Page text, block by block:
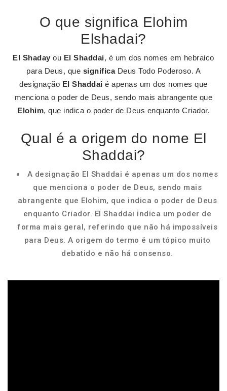
O que significa Elohim
Elshadai?
El Shaday ou El Shaddai, é um dos nomes em hebraico
para Deus, que significaDeus Todo Poderoso. A
designação El Shaddai é apenas um dos nomes que
menciona o poder de Deus, sendo mais abrangente que
Elohim, que indica o poder de Deus enquanto Criador.
Qual é a origem do nome El
Shaddai?
A designação El Shaddai é apenas um dos nomes
que menciona o poder de Deus, sendo mais
abrangente que Elohim, que indica o poder de Deus
enquanto Criador. El Shaddai indica um poder de
forma mais geral, referindo que não há impossíveis
para Deus. A origem do termo é um tópico muito
debatido e não há consenso.